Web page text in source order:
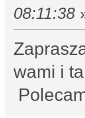
08:11:38
wami i